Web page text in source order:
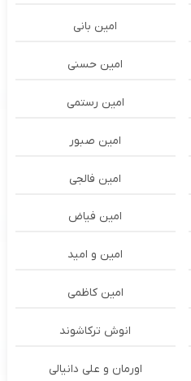
امین بانی
امین حسنی
امین رستمی
امین صبور
امین فالجی
امین فیاض
امین و امید
امین کاظمی
انوش ترکاشوند
اورمان و علی دانیالی